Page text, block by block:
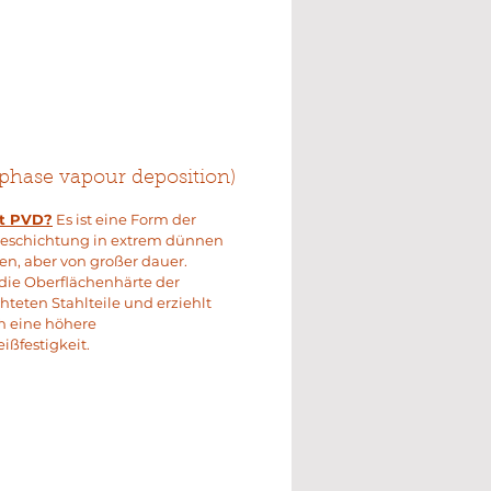
vapour deposition)
PVD? Es ist eine Form der
in extrem dünnen
aber von großer dauer.
Oberflächenhärte der
Stahlteile und erziehlt
eine höhere